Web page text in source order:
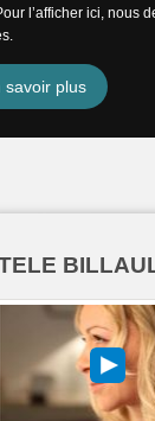
l’afficher ici, nous
savoir plus